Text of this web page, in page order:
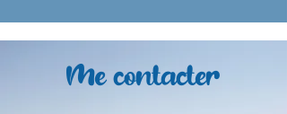
Me contacter